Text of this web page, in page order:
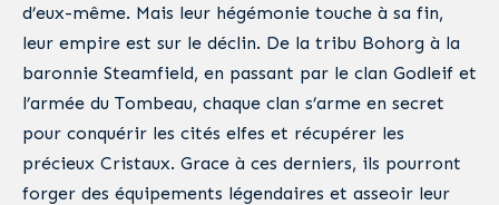
d’eux-même. Mais leur hégémonie touche à sa fin,
leur empire est sur le déclin. De la tribu Bohorg à la
baronnie Steamfield, en passant par le clan Godleif et
l’armée du Tombeau, chaque clan s’arme en secret
pour conquérir les cités elfes et récupérer les
précieux Cristaux. Grace à ces derniers, ils pourront
forger des équipements légendaires et asseoir leur